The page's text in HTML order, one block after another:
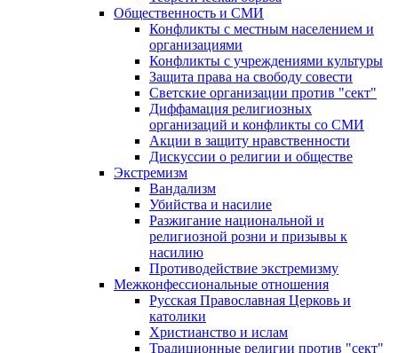
Общественность и СМИ
Конфликты с местным населением и
организациями
Конфликты с учреждениями культуры
Защита права на свободу совести
Светские организации против "сект"
Диффамация религиозных
организаций и конфликты со СМИ
Акции в защиту нравственности
Дискуссии о религии и обществе
Экстремизм
Вандализм
Убийства и насилие
Разжигание национальной и
религиозной розни и призывы к
насилию
Противодействие экстремизму
Межконфессиональные отношения
Русская Православная Церковь и
католики
Христианство и ислам
Традиционные религии против "сект"